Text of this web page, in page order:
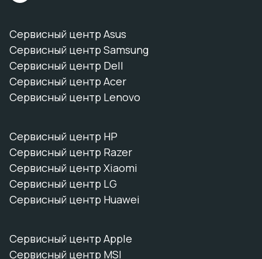
Сервисный центр Asus
Сервисный центр Samsung
Сервисный центр Dell
Сервисный центр Acer
Сервисный центр Lenovo
Сервисный центр HP
Сервисный центр Razer
Сервисный центр Xiaomi
Сервисный центр LG
Сервисный центр Huawei
Сервисный центр Apple
Сервисный центр MSI